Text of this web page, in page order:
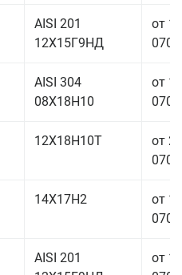
AISI 201
12Х15Г9НД
от
AISI 304
08Х18Н10
от
12Х18Н10Т
от
14Х17Н2
от
AISI 201
от